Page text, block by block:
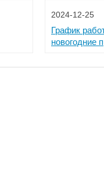
2024-12-25
График
новогодние